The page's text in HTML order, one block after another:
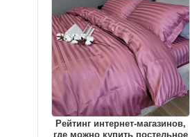
Рейтинг интернет-магазинов,
где можно купить постельное